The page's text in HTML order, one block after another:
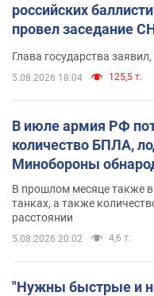
российских
провел заседание
Глава государства
5.08.2026 18:04 125,5 т.
В июле армия РФ
количество БПЛА,
Минобороны
В прошлом месяце также
танках, а также
расстоянии
5.08.2026 20:02 4,6 т.
"Нужны быстрые и